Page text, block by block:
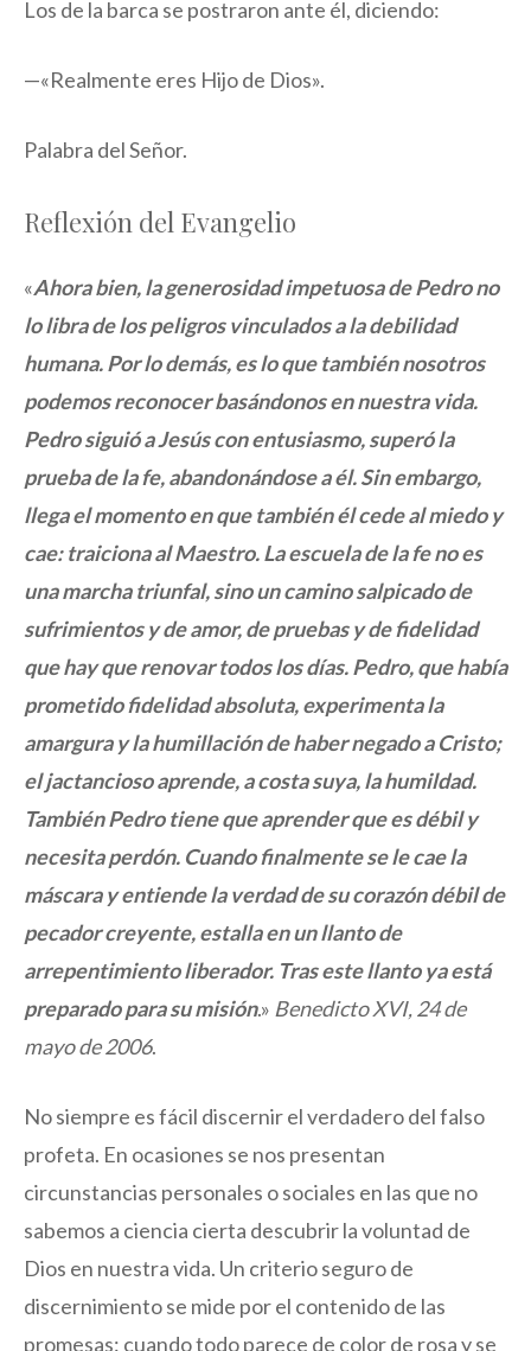
Los de la barca se postraron ante él, diciendo:
—«Realmente eres Hijo de Dios».
Palabra del Señor.
Reflexión del Evangelio
«Ahora bien, la generosidad impetuosa de Pedro no
lo libra de los peligros vinculados a la debilidad
humana. Por lo demás, es lo que también nosotros
podemos reconocer basándonos en nuestra vida.
Pedro siguió a Jesús con entusiasmo, superó la
prueba de la fe, abandonándose a él. Sin embargo,
llega el momento en que también él cede al miedo y
cae: traiciona al Maestro. La escuela de la fe no es
una marcha triunfal, sino un camino salpicado de
sufrimientos y de amor, de pruebas y de fidelidad
que hay que renovar todos los días. Pedro, que había
prometido fidelidad absoluta, experimenta la
amargura y la humillación de haber negado a Cristo;
el jactancioso aprende, a costa suya, la humildad.
También Pedro tiene que aprender que es débil y
necesita perdón. Cuando finalmente se le cae la
máscara y entiende la verdad de su corazón débil de
pecador creyente, estalla en un llanto de
arrepentimiento liberador. Tras este llanto ya está
preparado para su misión.» Benedicto XVI, 24 de
mayo de 2006.
No siempre es fácil discernir el verdadero del falso
profeta. En ocasiones se nos presentan
circunstancias personales o sociales en las que no
sabemos a ciencia cierta descubrir la voluntad de
Dios en nuestra vida. Un criterio seguro de
discernimiento se mide por el contenido de las
promesas: cuando todo parece de color de rosa y se